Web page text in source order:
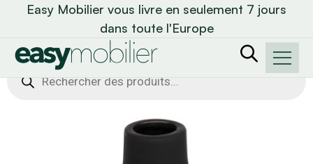
Easy Mobilier vous livre en seulement 7 jours
dans toute l'Europe
Recherche
de